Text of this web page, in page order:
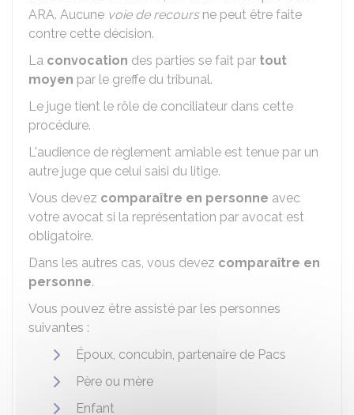
ARA. Aucune voie de recoursne peut être faite
contre cette décision.
La convocation des parties se fait par tout
moyen par le greffe du tribunal.
Le juge tient le rôle de conciliateur dans cette
procédure.
L'audience de règlement amiable est tenue par un
autre juge que celui saisi du litige.
Vous devez comparaître en personne avec
votre avocat si la représentation par avocat est
obligatoire.
Dans les autres cas, vous devez comparaître en
personne.
Vous pouvez être assisté par les personnes
suivantes :
Époux, concubin, partenaire de Pacs
Père ou mère
Enfant